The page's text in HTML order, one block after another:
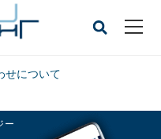
せについて
ー